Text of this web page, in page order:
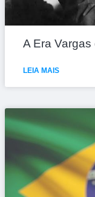
A Era
LEIA MAIS